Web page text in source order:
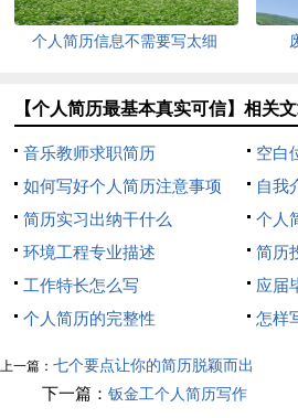
个人简历信息不需要写太细
【个人简历最基本真实可信】相关文
音乐教师求职简历
空白
如何写好个人简历注意事项
自我
简历实习出纳干什么
个人
的机会
环境工程专业描述
简历
工作特长怎么写
应届
个人简历的完整性
怎样
上一篇： 七个要点让你的简历脱颖而出
下一篇： 钣金工个人简历写作